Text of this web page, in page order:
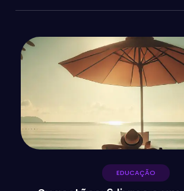
disciplinares.
EDUCAÇÃO